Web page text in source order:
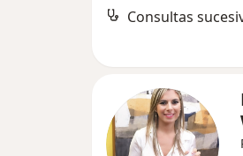
Consultas